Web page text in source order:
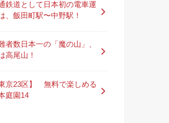
鉄道として日本初の電車運
、飯田町駅〜中野駅！
者数日本一の「魔の山」、
高尾山！
東京23区】 無料で楽しめる
庭園14